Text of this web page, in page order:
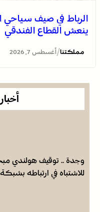
الرباط في صيف سياحي
ينعش القطاع الفندقي
مملكتنا/ أغسطس 7, 2026
العثور على جثة مقطعة
وجدة .. توقيف هولندي
للاشتباه في ارتباطه